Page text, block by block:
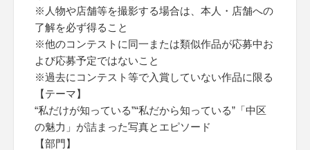
※人物や店舗等を撮影する場合は、本人・店舗への
了解を必ず得ること
※他のコンテストに同一または類似作品が応募中お
よび応募予定ではないこと
※過去にコンテスト等で入賞していない作品に限る
【テーマ】
“私だけが知っている”“私だから知っている”「中区
の魅力」が詰まった写真とエピソード
【部門】